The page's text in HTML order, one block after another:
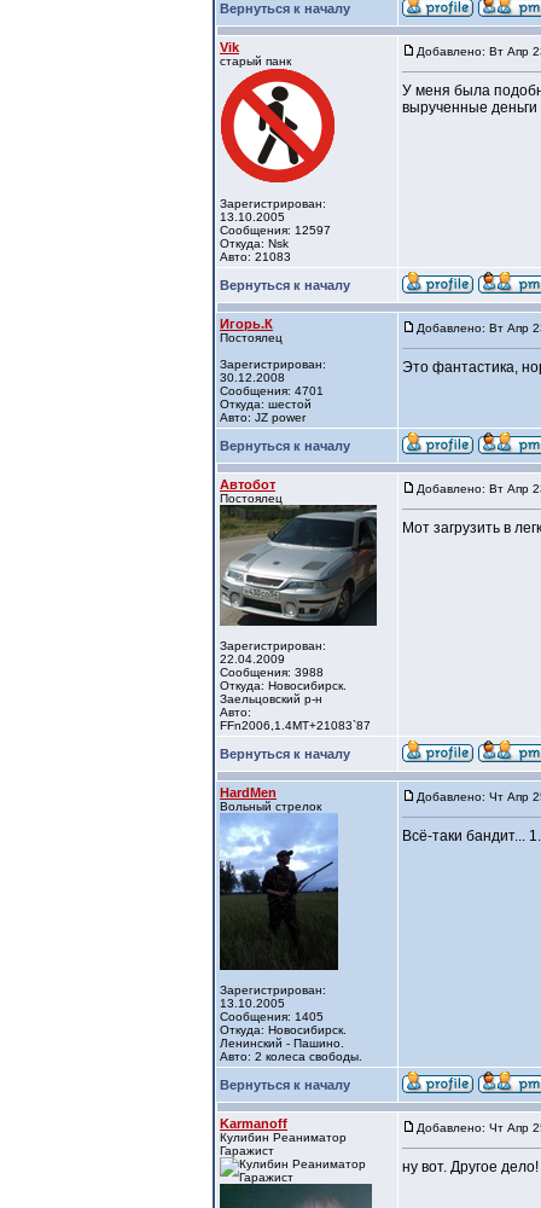
Вернуться к началу
Vik
старый панк
Зарегистрирован:
13.10.2005
Сообщения: 12597
Откуда: Nsk
Авто: 21083
Добавлено: Вт Апр
У меня была
вырученные деньги
Вернуться к началу
Игорь.К
Постоялец
Зарегистрирован:
30.12.2008
Сообщения: 4701
Откуда: шестой
Авто: JZ power
Добавлено: Вт Апр
Это фантастика,
Вернуться к началу
Автобот
Постоялец
Зарегистрирован:
22.04.2009
Сообщения: 3988
Откуда: Новосибирск.
Заельцовский р-н
Авто:
FFn2006,1.4МТ+21083`87
Добавлено: Вт Апр
Мот загрузить в
Вернуться к началу
HardMen
Вольный стрелок
Зарегистрирован:
13.10.2005
Сообщения: 1405
Откуда: Новосибирск.
Ленинский - Пашино.
Авто: 2 колеса свободы.
Добавлено: Чт Апр
Всё-таки бандит...
Вернуться к началу
Karmanoff
Кулибин Реаниматор
Гаражист
Добавлено: Чт Апр
ну вот. Другое